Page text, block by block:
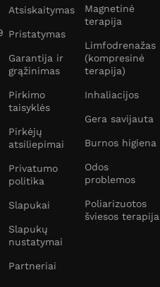
Atsiskaitymas
Pristatymas
Garantija ir
grąžinimas
Pirkimo
taisyklės
Pirkėjų
atsiliepimai
Privatumo
politika
Slapukai
Slapukų
nustatymai
Partneriai
Magnetinė
terapija
Limfodrenažas
(kompresinė
terapija)
Inhaliacijos
Gera savijauta
Burnos higiena
Odos
problemos
Poliarizuotos
šviesos terapija